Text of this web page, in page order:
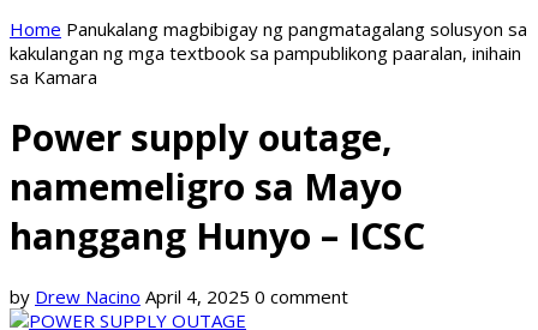
Home Panukalang magbibigay ng pangmatagalang solusyon sa
kakulangan ng mga textbook sa pampublikong paaralan, inihain
sa Kamara
Power supply outage,
namemeligro sa Mayo
hanggang Hunyo – ICSC
by Drew Nacino April 4, 2025 0 comment